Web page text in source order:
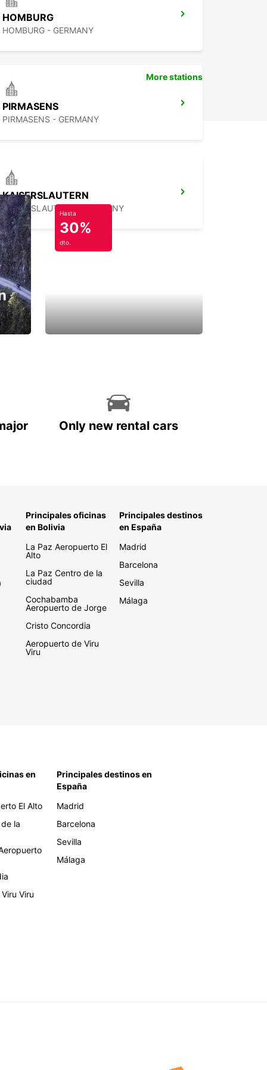
HOMBURG
HOMBURG - GERMANY
PIRMASENS
PIRMASENS - GERMANY
KAISERSLAUTERN
KAISERSLAUTERN - GERMANY
More stations
Hasta
30%
dto.
Only new rental cars
Principales oficinas
en Bolivia
La Paz Aeropuerto El
Alto
La Paz Centro de la
ciudad
Cochabamba
Aeropuerto de Jorge
Cristo Concordia
Aeropuerto de Viru
Viru
Principales destinos
en España
Madrid
Barcelona
Sevilla
Málaga
en
El Alto
la
Viru
Principales destinos en
España
Madrid
Barcelona
Sevilla
Málaga